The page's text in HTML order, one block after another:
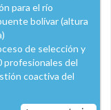
para el río
bolívar (altura
de selección y
profesionales del
coactiva del